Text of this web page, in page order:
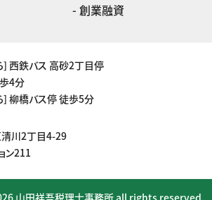
創業融資
] 西鉄バス 高砂2丁目停
4分
柳橋バス停 徒歩5分
川2丁⽬4-29
ン211
⼭⽥祥吾税理⼠事務所all rights reserved.